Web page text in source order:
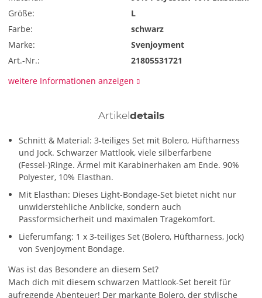
Größe:
L
Farbe:
schwarz
Marke:
Svenjoyment
Art.-Nr.:
21805531721
weitere Informationen anzeigen
Artikel details
Schnitt & Material: 3-teiliges Set mit Bolero, Hüftharness
und Jock. Schwarzer Mattlook, viele silberfarbene
(Fessel-)Ringe. Ärmel mit Karabinerhaken am Ende. 90%
Polyester, 10% Elasthan.
Mit Elasthan: Dieses Light-Bondage-Set bietet nicht nur
unwiderstehliche Anblicke, sondern auch
Passformsicherheit und maximalen Tragekomfort.
Lieferumfang: 1 x 3-teiliges Set (Bolero, Hüftharness, Jock)
von Svenjoyment Bondage.
Was ist das Besondere an diesem Set?
Mach dich mit diesem schwarzen Mattlook-Set bereit für
aufregende Abenteuer! Der markante Bolero, der stylische